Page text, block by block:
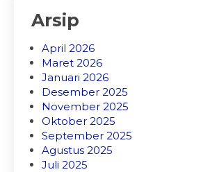
Arsip
April 2026
Maret 2026
Januari 2026
Desember 2025
November 2025
Oktober 2025
September 2025
Agustus 2025
Juli 2025